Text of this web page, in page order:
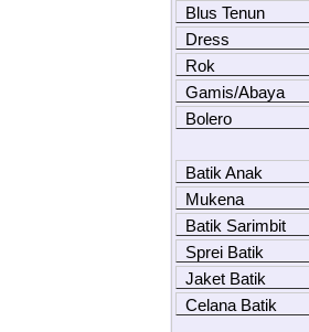
Blus Tenun
Dress
Rok
Gamis/Abaya
Bolero
Batik Anak
Mukena
Batik Sarimbit
Sprei Batik
Jaket Batik
Celana Batik